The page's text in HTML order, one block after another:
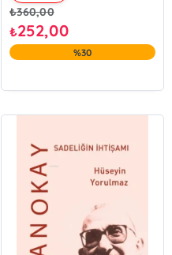
₺360,00
₺252,00
%30